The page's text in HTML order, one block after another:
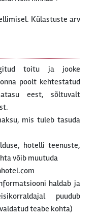
Külastuste arv
toitu ja jooke
poolt kehtestatud
eest, sõltuvalt
mis tuleb tasuda
hotelli teenuste,
võib muutuda
haldab ja
puudub
teabe kohta)